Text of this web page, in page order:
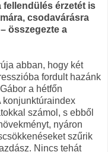
fellendülés érzetét is
csodavárásra
összegezte a
abban, hogy két
fordult hazánk
a hétfőn
konjunktúraindex
számol, s ebből
nyáron
szűrik
Nincs tehát